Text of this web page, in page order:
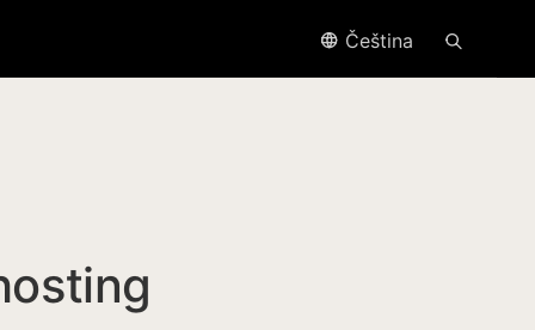
Čeština